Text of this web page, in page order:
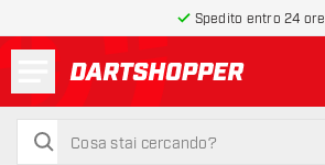
Spedito entro 24 ore
torna alla home page
cerca
cerca